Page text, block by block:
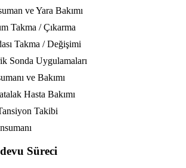
ve Yara Bakımı
Takma / Çıkarma
Takma / Değişimi
Sonda Uygulamaları
ve Bakımı
Hasta Bakımı
Takibi
Süreci